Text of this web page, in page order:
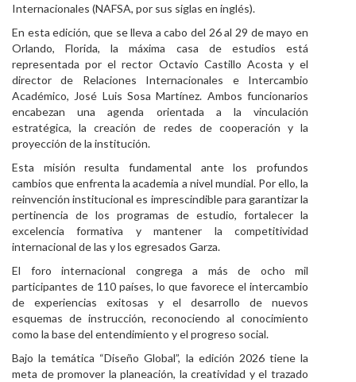
Internacionales (NAFSA, por sus siglas en inglés).
En esta edición, que se lleva a cabo del 26 al 29 de mayo en
Orlando, Florida, la máxima casa de estudios está
representada por el rector Octavio Castillo Acosta y el
director de Relaciones Internacionales e Intercambio
Académico, José Luis Sosa Martínez. Ambos funcionarios
encabezan una agenda orientada a la vinculación
estratégica, la creación de redes de cooperación y la
proyección de la institución.
Esta misión resulta fundamental ante los profundos
cambios que enfrenta la academia a nivel mundial. Por ello, la
reinvención institucional es imprescindible para garantizar la
pertinencia de los programas de estudio, fortalecer la
excelencia formativa y mantener la competitividad
internacional de las y los egresados Garza.
El foro internacional congrega a más de ocho mil
participantes de 110 países, lo que favorece el intercambio
de experiencias exitosas y el desarrollo de nuevos
esquemas de instrucción, reconociendo al conocimiento
como la base del entendimiento y el progreso social.
Bajo la temática “Diseño Global”, la edición 2026 tiene la
meta de promover la planeación, la creatividad y el trazado